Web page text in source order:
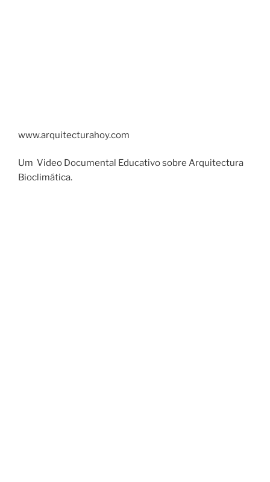
www.arquitecturahoy.com
Um Video Documental Educativo sobre Arquitectura
Bioclimática.